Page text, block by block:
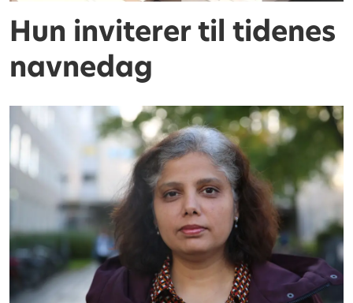
Hun inviterer til tidenes
navnedag